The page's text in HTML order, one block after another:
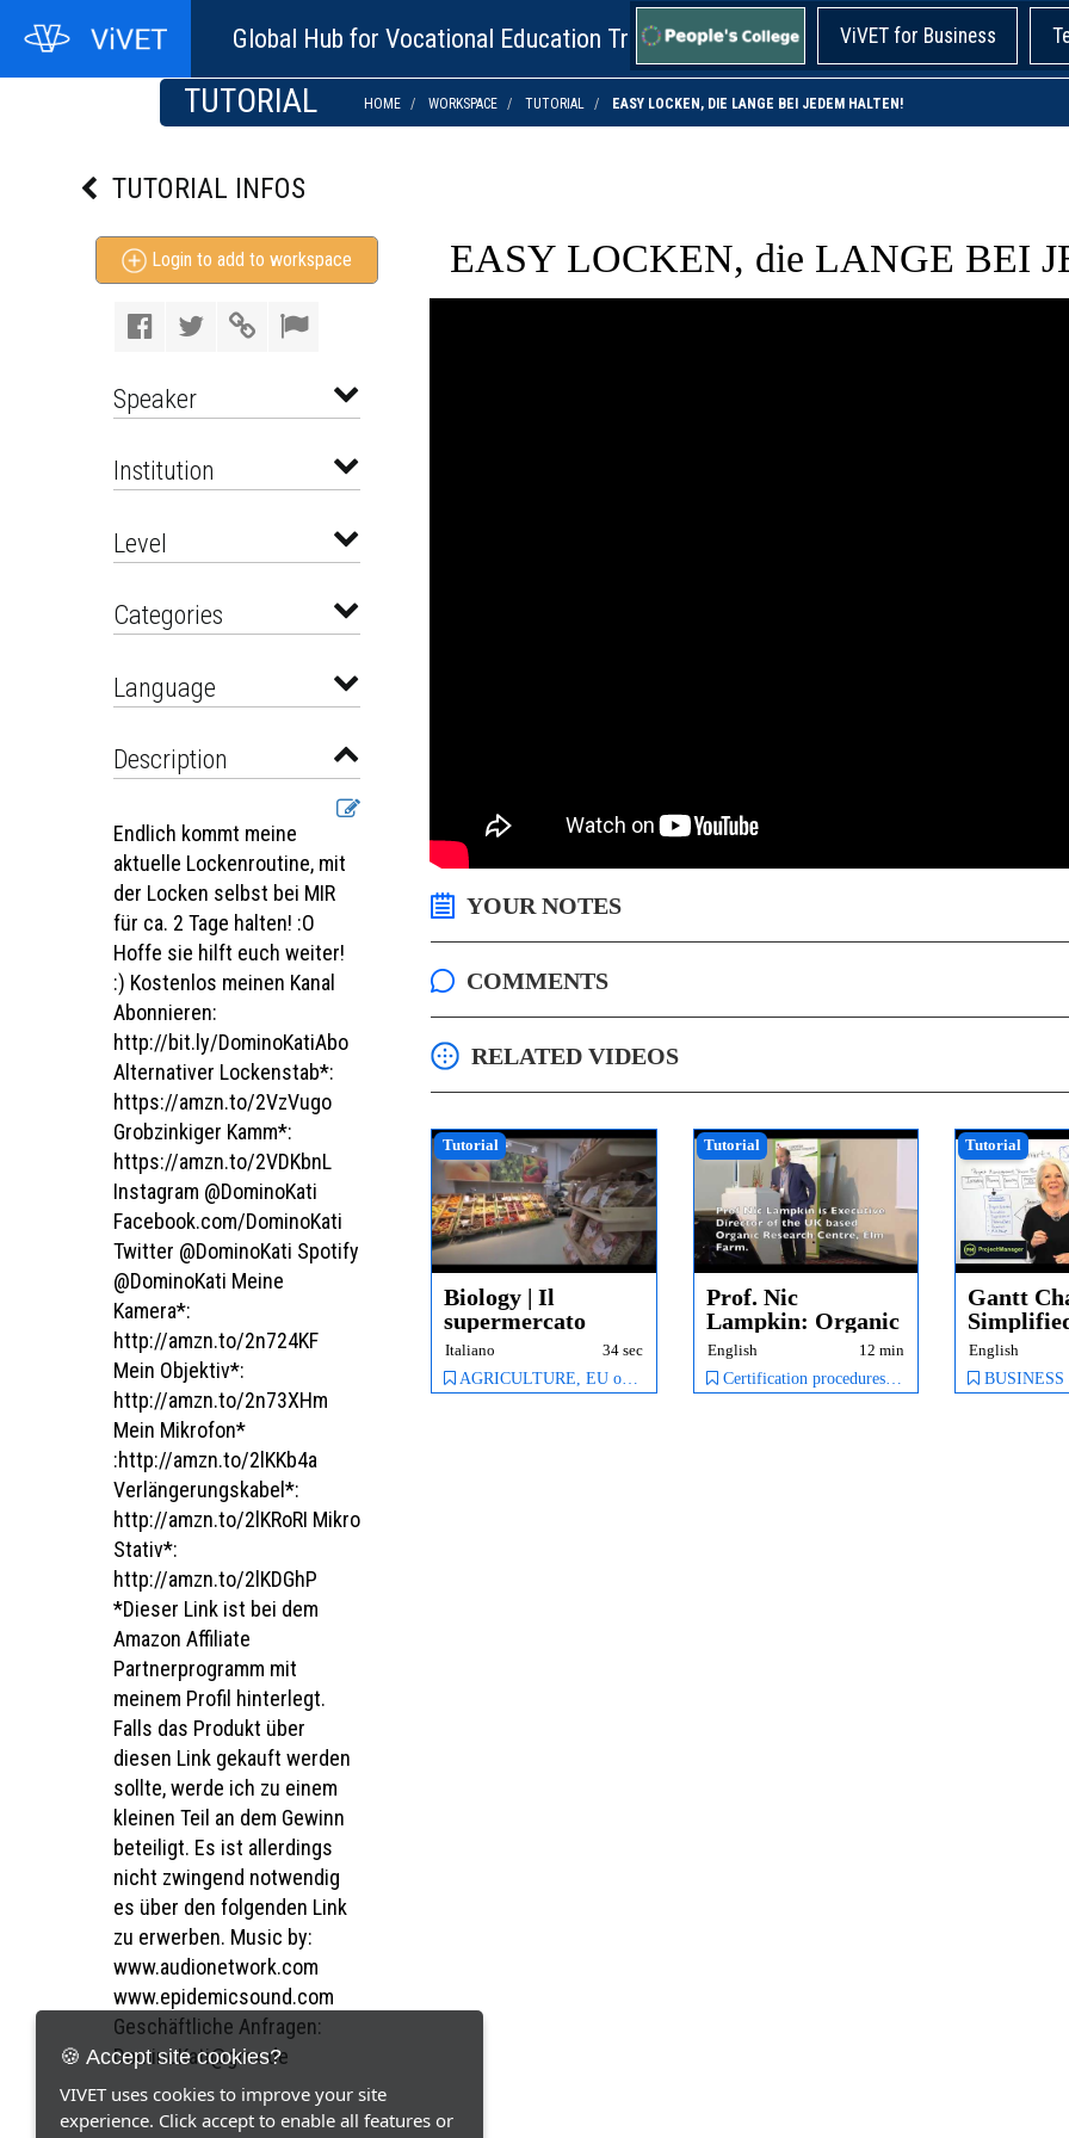
Global Hub for Vocational Education Training! ViVET for Business
TUTORIAL HOME WORKSPACE TUTORIAL EASY LOCKEN, DIE LANGE BEI JEDEM HALTEN!
TUTORIAL INFOS
Login to add to workspace
Speaker
Institution
Level
Categories
Language
Description
Endlich kommt meine
aktuelle Lockenroutine, mit
der Locken selbst bei MIR
für ca. 2 Tage halten! :O
Hoffe sie hilft euch weiter!
:) Kostenlos meinen Kanal
Abonnieren:
http://bit.ly/DominoKatiAbo
Alternativer Lockenstab*:
https://amzn.to/2VzVugo
Grobzinkiger Kamm*:
https://amzn.to/2VDKbnL
Instagram @DominoKati
Facebook.com/DominoKati
Twitter @DominoKati Spotify
@DominoKati Meine
Kamera*:
http://amzn.to/2n724KF
Mein Objektiv*:
http://amzn.to/2n73XHm
Mein Mikrofon*
:http://amzn.to/2lKKb4a
Verlängerungskabel*:
http://amzn.to/2lKRoRI Mikro
Stativ*:
http://amzn.to/2lKDGhP
*Dieser Link ist bei dem
Amazon Affiliate
Partnerprogramm mit
meinem Profil hinterlegt.
Falls das Produkt über
diesen Link gekauft werden
sollte, werde ich zu einem
kleinen Teil an dem Gewinn
beteiligt. Es ist allerdings
nicht zwingend notwendig
es über den folgenden Link
zu erwerben. Music by:
www.audionetwork.com
www.epidemicsound.com
Geschäftliche Anfragen:
DominoKati@gmx.de
EASY LOCKEN, die LANGE BEI
YOUR NOTES
COMMENTS
RELATED VIDEOS
Tutorial
Biology | Il
supermercato
biologico - Spot
201...
Italiano 34 sec
AGRICULTURE, EU organic market, Extra-EU organic market,
Tutorial
Prof. Nic
Lampkin: Organic
is more than
regula...
English 12 min
Certification procedures and labelling, CONTROL & CERTIFICATION PROCEDURES, Organic Farming,
Tutorial
Gantt
Project
English
BUSINESS & ADMINISTRATION,
🍪 Accept site cookies?
VIVET uses cookies to improve your site
experience. Click accept to enable all features or